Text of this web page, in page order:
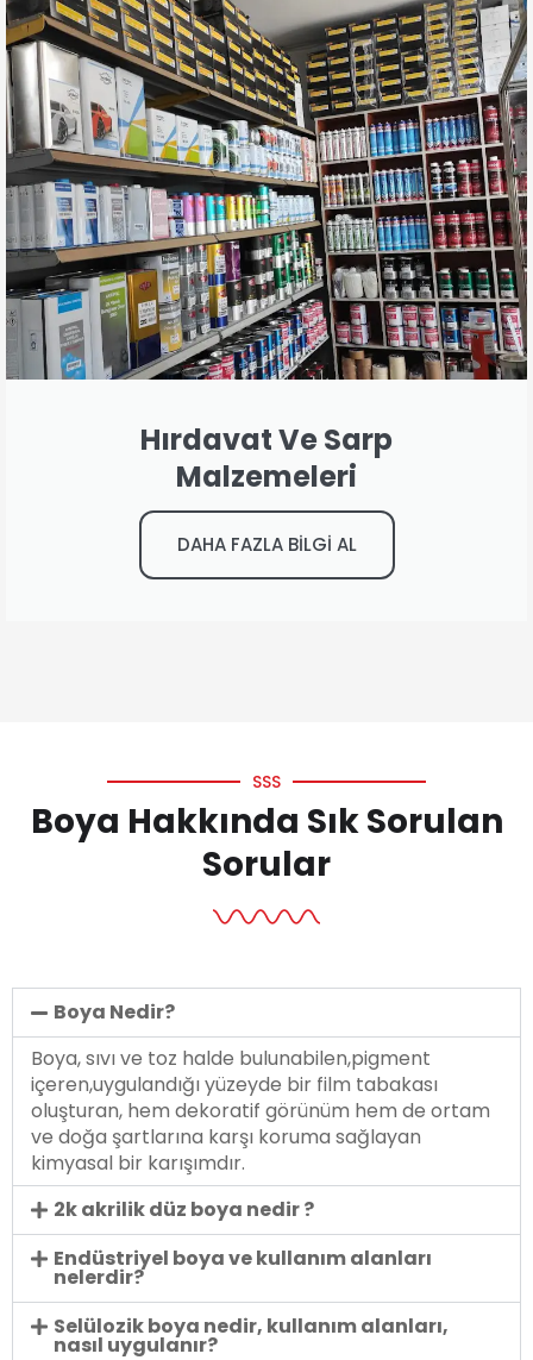
Hırdavat Ve Sarp
Malzemeleri
DAHA FAZLA BİLGİ AL
SSS
Boya Hakkında Sık Sorulan
Sorular
Boya Nedir?
Boya, sıvı ve toz halde bulunabilen,pigment
içeren,uygulandığı yüzeyde bir film tabakası
oluşturan, hem dekoratif görünüm hem de ortam
ve doğa şartlarına karşı koruma sağlayan
kimyasal bir karışımdır.
2k akrilik düz boya nedir ?
Endüstriyel boya ve kullanım alanları
nelerdir?
Selülozik boya nedir, kullanım alanları,
nasıl uygulanır?